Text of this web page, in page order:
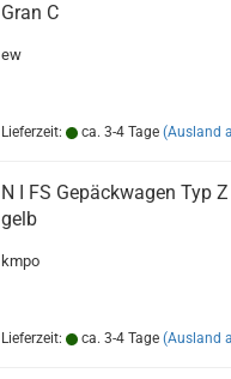
Gran C
ew
Lieferzeit: ca. 3-4 Tage (Ausland
N I FS Gepäckwagen Typ
gelb
kmpo
Lieferzeit: ca. 3-4 Tage (Ausland